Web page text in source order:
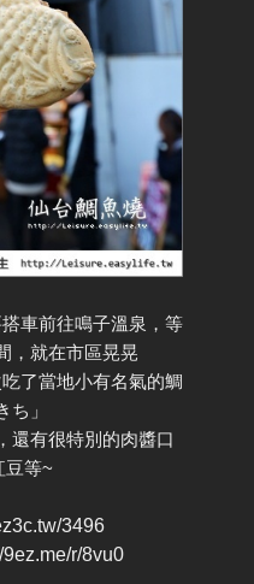
車前往鳴子溫泉，等
，就在市區晃晃
了當地小有名氣的鯛
ち」
還有很特別的肉醬口
豆等~
3496
9ez.me/r/8vu0